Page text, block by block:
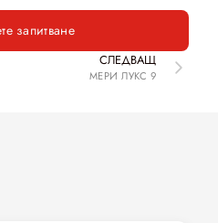
запитване
СЛЕДВАЩ
МЕРИ ЛУКС 9